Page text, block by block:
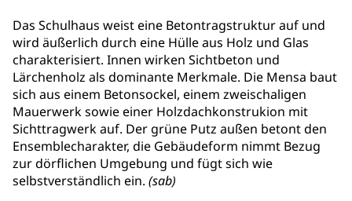
Das Schulhaus weist eine Betontragstruktur auf und
wird äußerlich durch eine Hülle aus Holz und Glas
charakterisiert. Innen wirken Sichtbeton und
Lärchenholz als dominante Merkmale. Die Mensa baut
sich aus einem Betonsockel, einem zweischaligen
Mauerwerk sowie einer Holzdachkonstrukion mit
Sichttragwerk auf. Der grüne Putz außen betont den
Ensemblecharakter, die Gebäudeform nimmt Bezug
zur dörflichen Umgebung und fügt sich wie
selbstverständlich ein. (sab)